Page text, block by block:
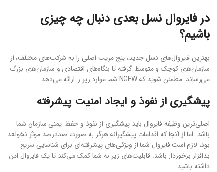
در فایروال نسل بعدی دنبال چه چیزی
باشیم؟
بهترین فایروال‌های نسل جدید، پنج مزیت اصلی را به شرکت‌های مختلف، از
سازمان‏‌های کوچک و متوسط گرفته ​​تا بنگاه‌های اقتصادی و سازمان‌های بزرگ
می‌رساند. مطمئن شوید که NGFW شما موارد زیر را ارائه می‌دهد:
پیشگیری از نفوذ و ایجاد امنیت پیشرفته
اصلی‌ترین وظیفه فایروال باید پیشگیری از نفوذ و حفظ ایمنی سازمان شما
باشد. اما از آنجا که اقدامات پیشگیرانه هرگز به صورت صددرصد موثر نخواهد
بود، لازم است فایروال شما از ویژگی‌های پیشرفته‌ای برای شناسایی سریع
بدافزار برخوردار باشد. قابلیت‌های زیر به شما کمک می‌کند تا یک فایروال امن
داشته باشید: